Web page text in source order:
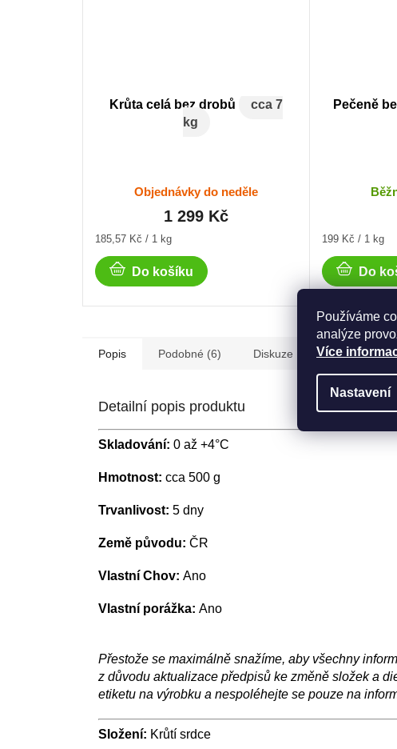
Používáme
analýze
Více
Nastavení
Krůta celá bez drobů
cca 7
kg
Objednávky do neděle
1 299 Kč
Měrná
185,57 Kč / 1 kg
Do košíku
Pečeně
Měrná
199 Kč / 1 kg
Do
Popis Podobné (6) Diskuze
Detailní popis produktu
Skladování: 0 až +4°C
Hmotnost: cca 500 g
Trvanlivost: 5 dny
Země původu: ČR
Vlastní Chov: Ano
Vlastní porážka: Ano
Přestože se maximálně snažíme, aby všechny
z důvodu aktualizace předpisů ke změně složek a
etiketu na výrobku a nespoléhejte se pouze na
Složení: Krůtí srdce